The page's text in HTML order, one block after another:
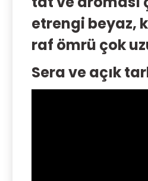
etrengi beyaz,
raf ömrü çok
Sera ve açık